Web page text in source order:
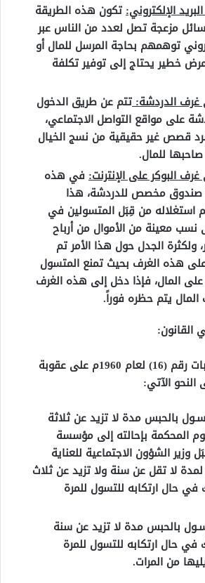
الإلكتروني:تكون هذه الطريقة
مزعجة تصل لعدد من الناس عبر
توهمهم بحاجة المرسل للمال أو
خطير يحتاج إلى توفير تكلفة
غرف الدردشة:تتم عن طريق الدخول
على مواقع التواصل الاجتماعي،
قصص غير حقيقية من نسج الخيال
للمال.
البوكر على الإنترنت:في هذه
صندوق مخصص للدردشة، هذا
استغلاله من قِبَل المتسولين في
معينة من الأموال من أرباح
ولكثرة الجدل حول هذا الأمر تم
هذه الغرف بحيث تمنع المتسول
المال، فإذا دخل إلى هذه الغرف
يتم حظره فوراً.
القانون:
نـص قانون العقوبات رقم (16) لعام 1960م على عقوبة
الآتي:
بالحبس مدة لا تزيد عن ثلاثة
المحكمة بإحالته إلى مؤسسة
وزير الشؤون الاجتماعية للعناية
لمدة لا تقل عن سنة ولا تزيد عن ثلاث
حال ارتكابه للتسول للمرة
بالحبس مدة لا تزيد عن سنة
في حال ارتكابه للتسول للمرة
من المرات.